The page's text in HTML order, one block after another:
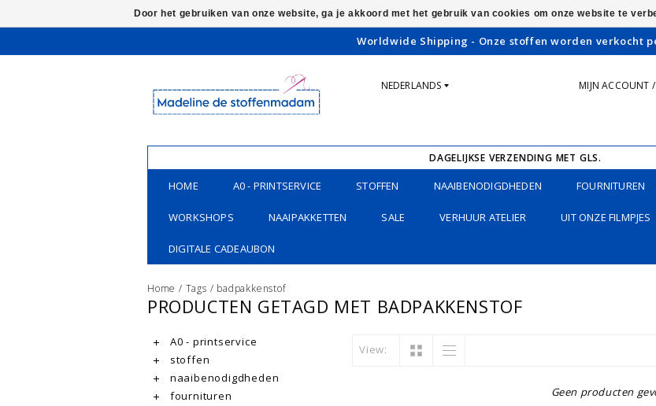
Worldwide Shipping - Onze stoffen worden verkocht
NEDERLANDS MIJN ACCOUNT /
DAGELIJKSE VERZENDING MET GLS.
HOME A0 - PRINTSERVICE STOFFEN NAAIBENODIGDHEDEN FOURNITUREN
WORKSHOPS NAAIPAKKETTEN SALE VERHUUR ATELIER UIT ONZE FILMPJES
DIGITALE CADEAUBON
Home / Tags / badpakkenstof
PRODUCTEN GETAGD MET BADPAKKENSTOF
A0 - printservice
stoffen
naaibenodigdheden
fournituren
View:
Geen producten
Door het gebruiken van onze website, ga je akkoord met het gebruik van cookies om onze website te